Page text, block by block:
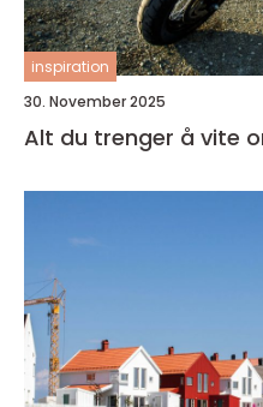
inspiration
30. November 2025
Alt du trenger å vite